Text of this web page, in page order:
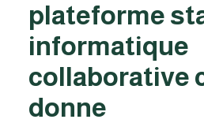
plateforme
informatique
collaborative
donne